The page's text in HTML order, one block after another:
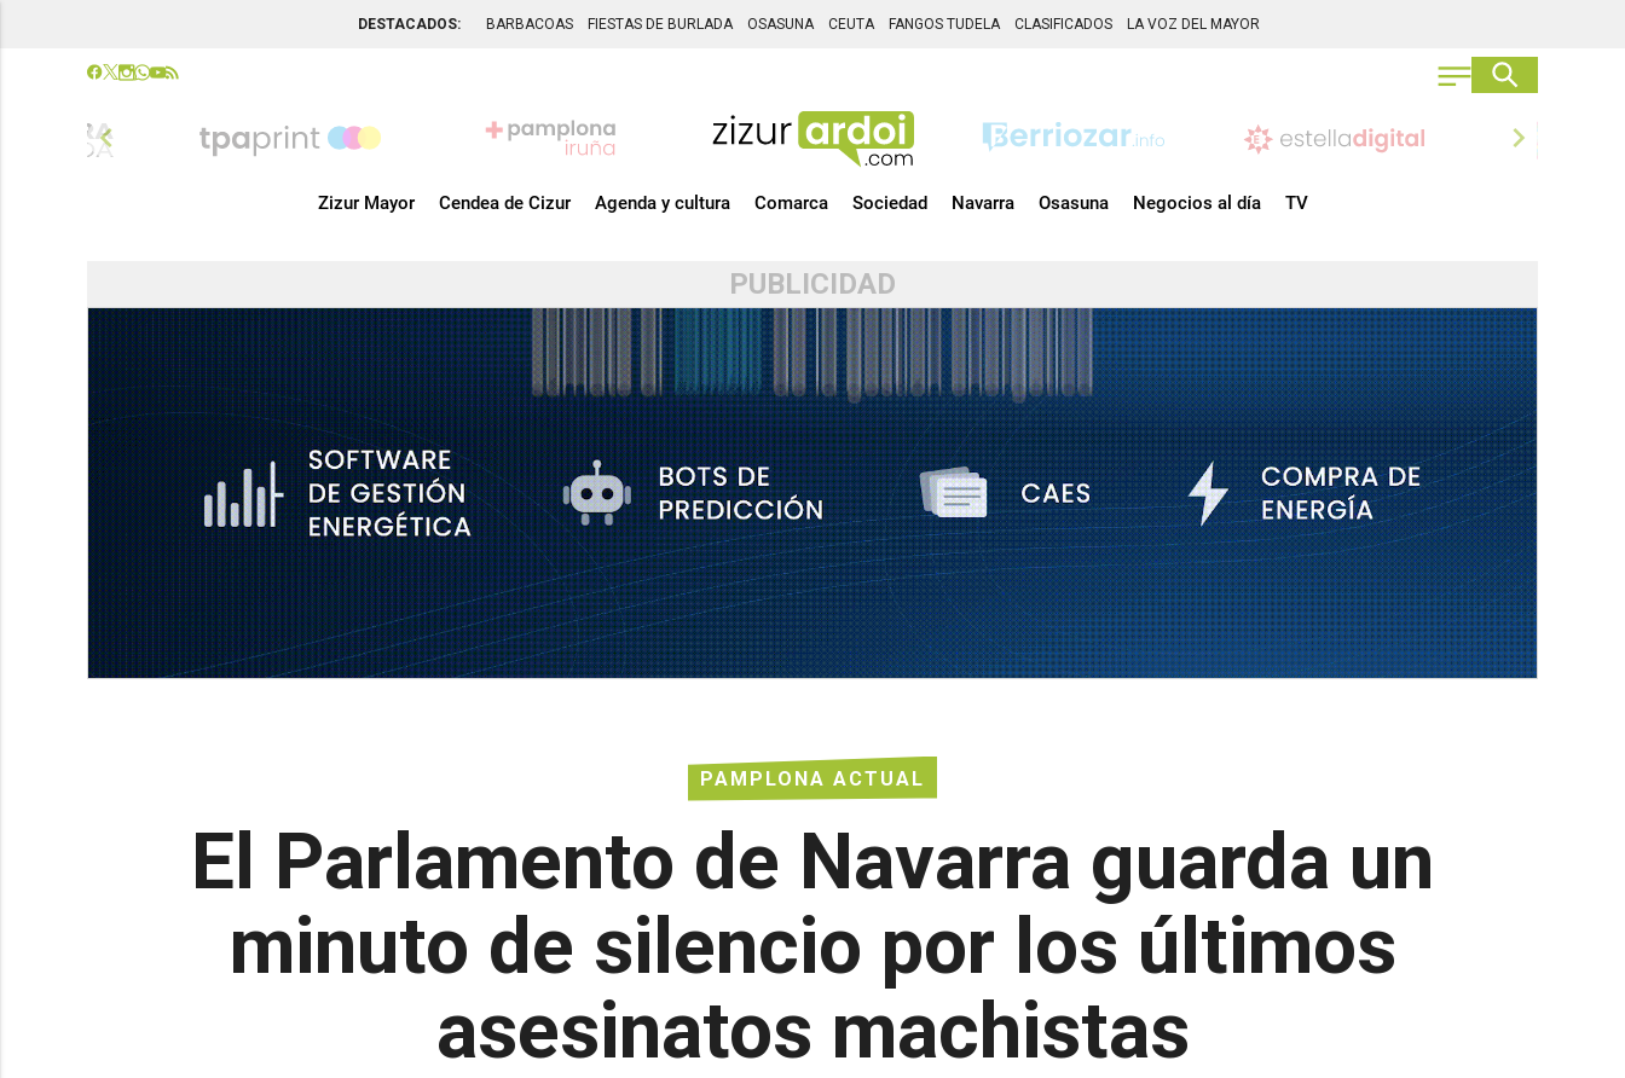
DESTACADOS: BARBACOAS FIESTAS DE BURLADA OSASUNA CEUTA FANGOS TUDELA CLASIFICADOS LA VOZ DEL MAYOR
chevron_left chevron_right
Zizur Mayor Cendea de Cizur Agenda y cultura Comarca Sociedad Navarra Osasuna Negocios al día TV
PUBLICIDAD
PAMPLONA ACTUAL
El Parlamento de Navarra guarda un
minuto de silencio por los últimos
asesinatos machistas